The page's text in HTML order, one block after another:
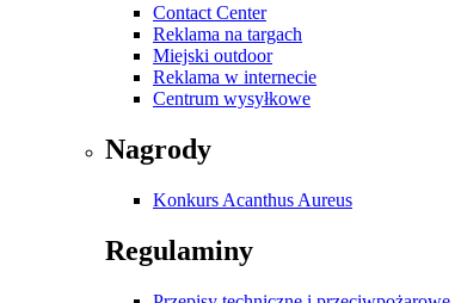
Contact Center
Reklama na targach
Miejski outdoor
Reklama w internecie
Centrum wysyłkowe
Nagrody
Konkurs Acanthus Aureus
Regulaminy